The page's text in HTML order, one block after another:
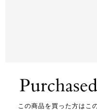
この商品を買った方はこ